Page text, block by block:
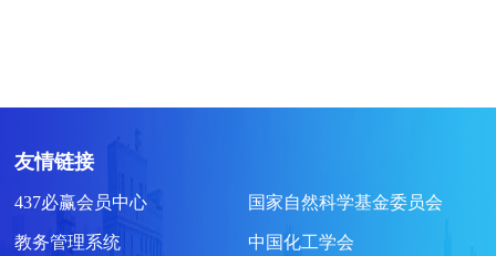
友情链接
437必赢会员中心 国家自然科学基金委员会
教务管理系统 中国化工学会